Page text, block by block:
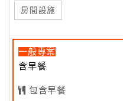
房間設施
一般專案
含早餐
包含早餐